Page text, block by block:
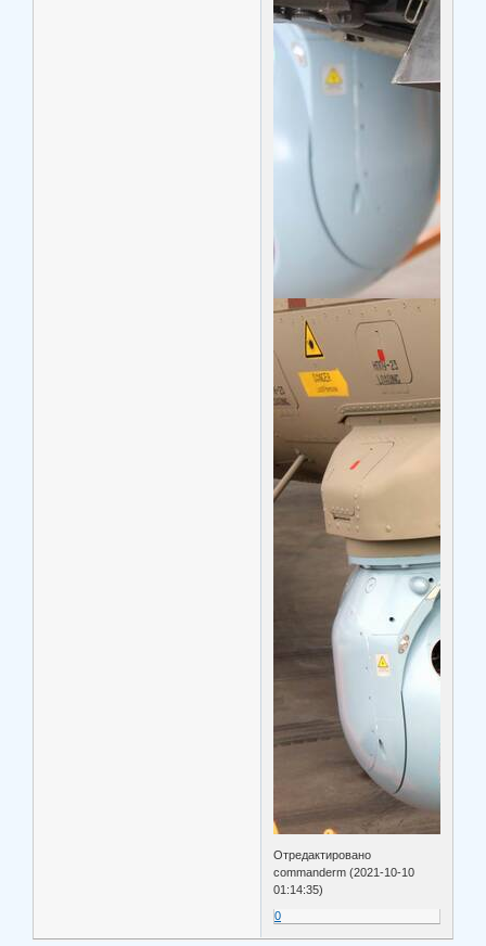
Отредактировано
commanderm (2021-10-10
01:14:35)
0